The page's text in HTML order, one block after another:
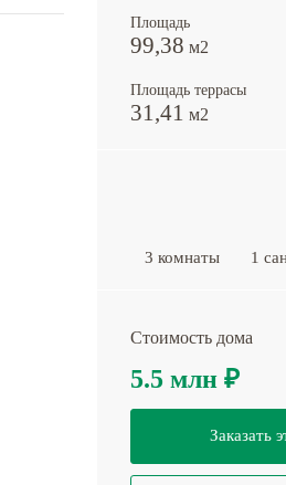
Площадь
99,38 м2
Площадь террасы
31,41 м2
3 комнаты 1
Стоимость дома
5.5 млн ₽
Заказать